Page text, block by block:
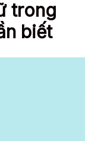
trong
biết